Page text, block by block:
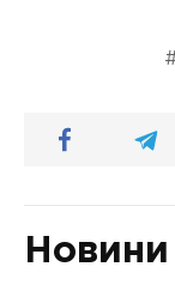
Новини